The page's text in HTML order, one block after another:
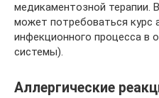
медикаментозной терапии.
может потребоваться курс
инфекционного процесса в
системы).
Аллергические